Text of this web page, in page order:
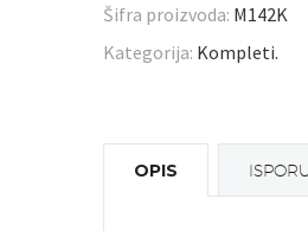
Šifra proizvoda: M142K
Kategorija: Kompleti.
OPIS